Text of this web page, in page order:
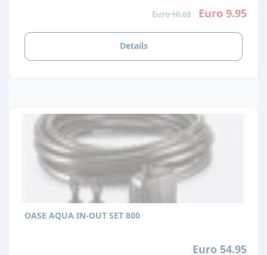
Euro 10.88 Euro 9.95
Details
OASE AQUA IN-OUT SET 800
Euro 54.95